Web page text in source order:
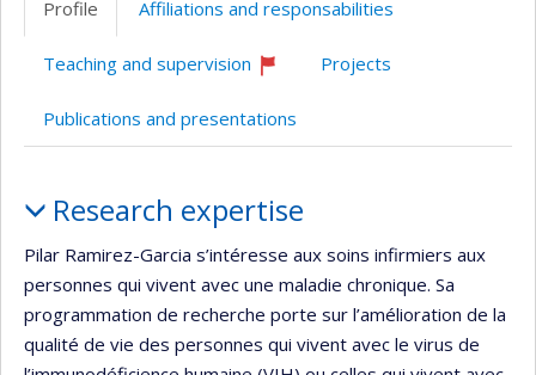
Profile Affiliations and responsabilities
Teaching and supervision
recruiting
Projects
Publications and presentations
Research expertise
Pilar Ramirez-Garcia s’intéresse aux soins infirmiers aux
personnes qui vivent avec une maladie chronique. Sa
programmation de recherche porte sur l’amélioration de la
qualité de vie des personnes qui vivent avec le virus de